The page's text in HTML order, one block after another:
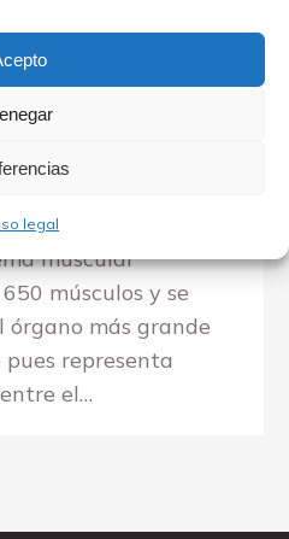
legal
de Dolor
un trastorno no
por dolor
de puntos
muscular
músculos y se
órgano más grande
representa
el…